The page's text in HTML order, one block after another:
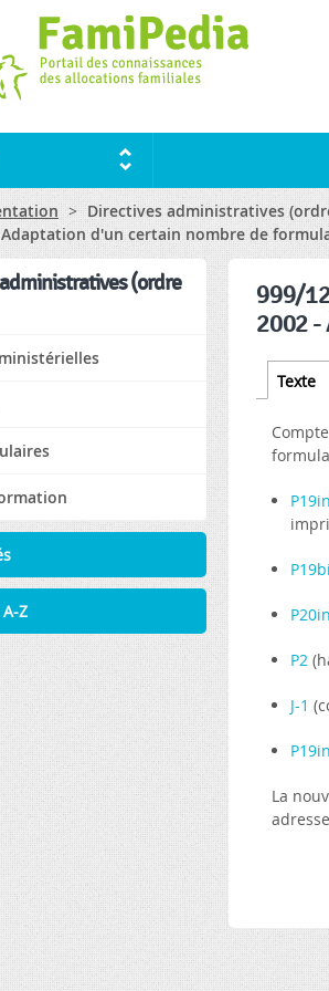
> Directives administratives
d'un certain nombre de
(ordre
Z
999/
2002
Tabs
Texte
P2
J-1
La